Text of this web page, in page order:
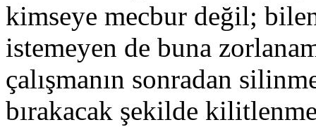
kimseye mecbur değil;
istemeyen de buna
çalışmanın sonradan
bırakacak şekilde